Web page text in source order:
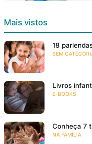
Mais vistos
18
SEM
Livros
E-BOOKS
Conheça 7
NA FAMÍLIA